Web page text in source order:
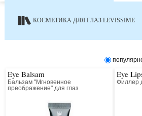
КОСМЕТИКА ДЛЯ ГЛАЗ LEVISSIME
Eye Balsam
Бальзам "Мгновенное
преображение" для глаз
Eye
Филлер